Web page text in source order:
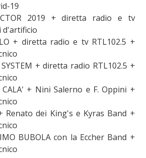
19
2019 + diretta radio e tv
d'artificio
+ diretta radio e tv RTL102.5 +
SYSTEM + diretta radio RTL102.5 +
CALA' + Nini Salerno e F. Oppini +
Renato dei King's e Kyras Band +
BUBOLA con la Eccher Band +